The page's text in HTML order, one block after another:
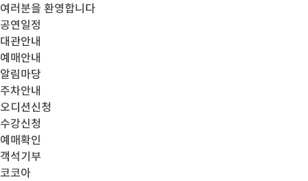
여러분을 환영합니다
공연일정
대관안내
예매안내
알림마당
주차안내
오디션신청
수강신청
예매확인
객석기부
코코아